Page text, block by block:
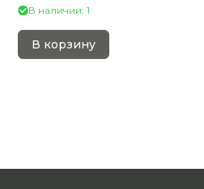
В наличии: 1
В корзину